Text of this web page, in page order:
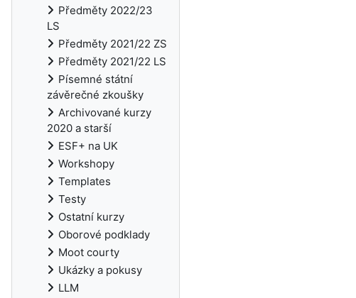
Předměty 2022/23
LS
Předměty 2021/22 ZS
Předměty 2021/22 LS
Písemné státní
závěrečné zkoušky
Archivované kurzy
2020 a starší
ESF+ na UK
Workshopy
Templates
Testy
Ostatní kurzy
Oborové podklady
Moot courty
Ukázky a pokusy
LLM